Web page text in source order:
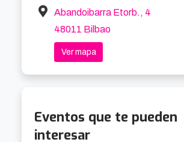
de la saga de Kingsbridge o fans de
musicales históricos. El montaje
emoción y potencia visual, con un
una puesta en escena que
el espacio del Euskalduna.
La función del 14 de agosto es
descuento especial, y hay rebajas
Abandoibarra Etorb., 4
48011 Bilbao
Ver mapa
Eventos que te pueden
interesar